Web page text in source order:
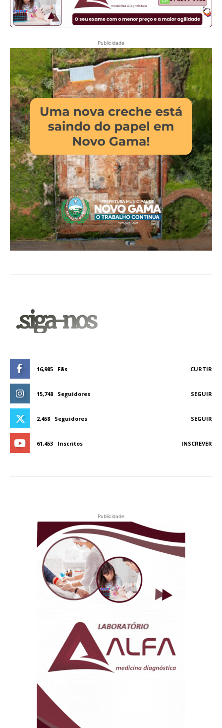
Publicidade
.siga-nos
16,985 Fãs CURTIR
15,748 Seguidores SEGUIR
2,458 Seguidores SEGUIR
61,453 Inscritos INSCREVER
Publicidade